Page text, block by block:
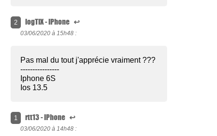
2 logTIX - iPhone ↩
03/06/2020 à 15h48 :
Pas mal du tout j'apprécie vraiment ???
----------------
Iphone 6S
Ios 13.5
1 rtt13 - iPhone ↩
03/06/2020 à 14h48 :